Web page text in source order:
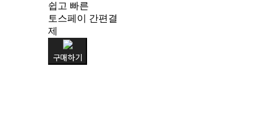
쉽고 빠른
토스페이 간편결
제
구매하기